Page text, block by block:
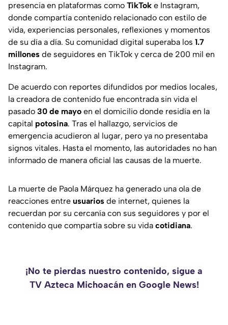
presencia en plataformas como TikTok e Instagram,
donde compartía contenido relacionado con estilo de
vida, experiencias personales, reflexiones y momentos
de su día a día. Su comunidad digital superaba los 1.7
millones de seguidores en TikTok y cerca de 200 mil en
Instagram.
De acuerdo con reportes difundidos por medios locales,
la creadora de contenido fue encontrada sin vida el
pasado 30 de mayo en el domicilio donde residía en la
capital potosina. Tras el hallazgo, servicios de
emergencia acudieron al lugar, pero ya no presentaba
signos vitales. Hasta el momento, las autoridades no han
informado de manera oficial las causas de la muerte.
La muerte de Paola Márquez ha generado una ola de
reacciones entre usuarios de internet, quienes la
recuerdan por su cercanía con sus seguidores y por el
contenido que compartía sobre su vida cotidiana.
¡No te pierdas nuestro contenido, sigue a
TV Azteca Michoacán en Google News!